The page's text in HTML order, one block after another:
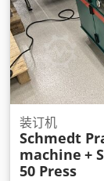
装订机
Schmedt
machine +
50 Press